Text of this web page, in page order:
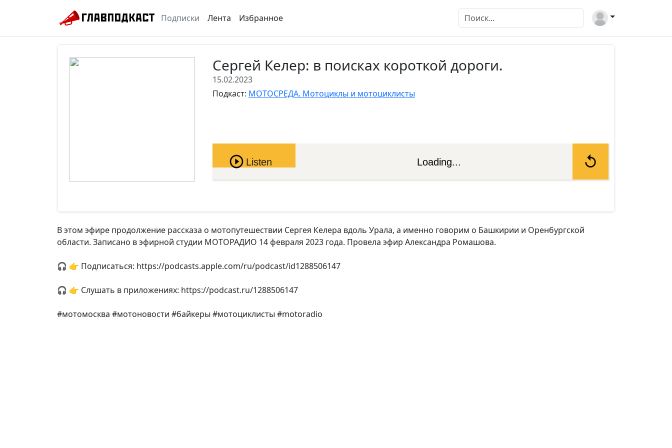
Подписки Лента Избранное
Сергей Келер: в поисках короткой дороги.
15.02.2023
Подкаст: МОТОСРЕДА. Мотоциклы и мотоциклисты
Pause
Listen Loading...
В этом эфире продолжение рассказа о мотопутешествии Сергея Келера вдоль Урала, а именно говорим о Башкирии и Оренбургской
области. Записано в эфирной студии МОТОРАДИО 14 февраля 2023 года. Провела эфир Александра Ромашова.
🎧 👉 Подписаться: https://podcasts.apple.com/ru/podcast/id1288506147
🎧 👉 Слушать в приложениях: https://podcast.ru/1288506147
#мотомосква #мотоновости #байкеры #мотоциклисты #motoradio